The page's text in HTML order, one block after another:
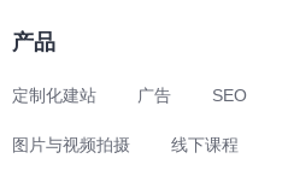
产品
定制化建站 广告 SEO
图片与视频拍摄 线下课程